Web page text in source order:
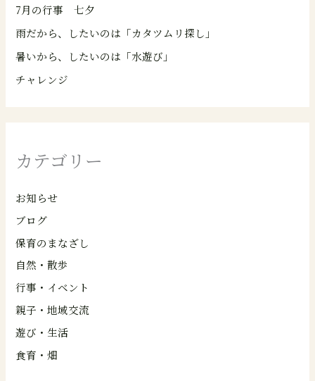
7月の行事 七夕
雨だから、したいのは「カタツムリ探し」
暑いから、したいのは「水遊び」
チャレンジ
カテゴリー
お知らせ
ブログ
保育のまなざし
自然・散歩
行事・イベント
親子・地域交流
遊び・生活
食育・畑